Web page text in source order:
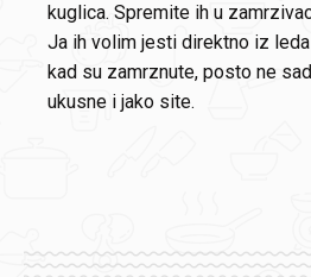
kuglica. Spremite ih u
Ja ih volim jesti direktno iz
kad su zamrznute, posto ne
ukusne i jako site.